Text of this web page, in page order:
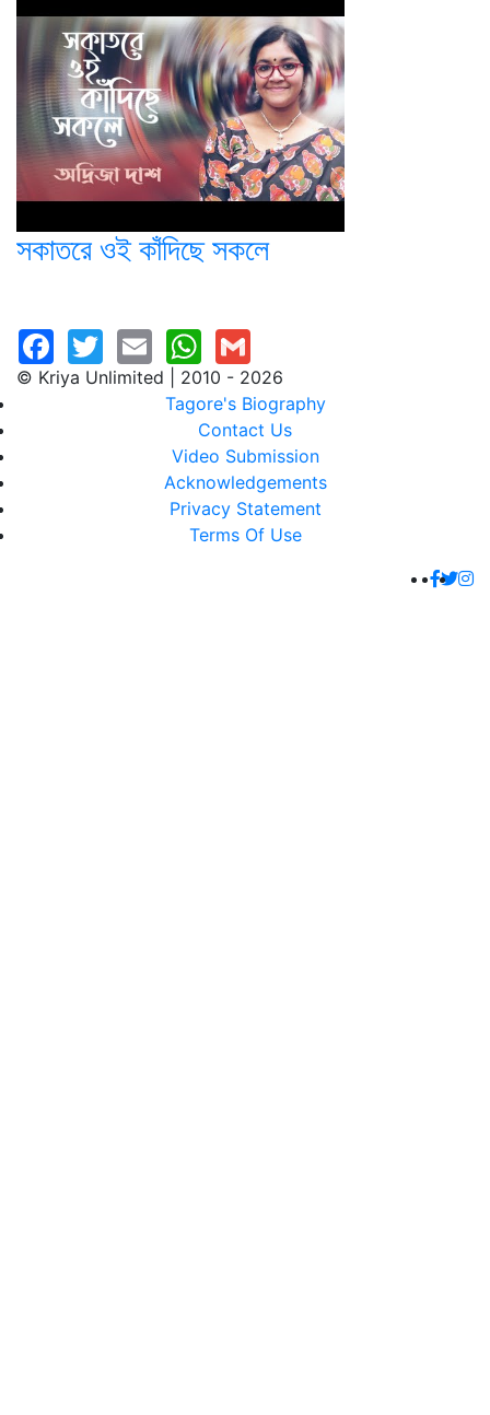
সকাতরে ওই কাঁদিছে সকলে
© Kriya Unlimited | 2010 - 2026
Tagore's Biography
Contact Us
Video Submission
Acknowledgements
Privacy Statement
Terms Of Use